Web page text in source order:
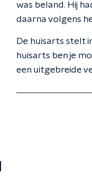
was beland. Hij
daarna volgens
De huisarts stelt
huisarts ben je
een uitgebreide